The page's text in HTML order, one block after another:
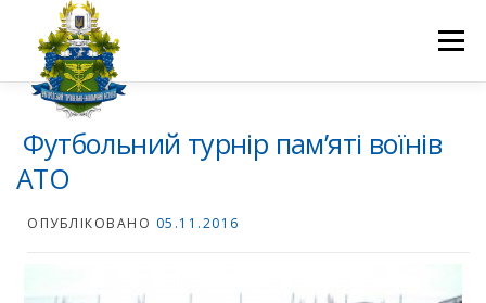
Меню
ПРО НАС
Футбольний турнір пам’яті воїнів
АТО
ОПУБЛІКОВАНО 05.11.2016